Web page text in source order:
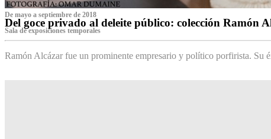
De mayo a septiembre de 2018
Del goce privado al deleite público: colección Ramón
Sala de exposiciones temporales
Ramón Alcázar fue un prominente empresario y político porfirista.